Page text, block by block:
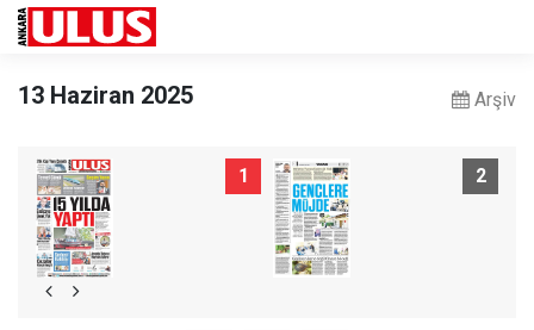
13 Haziran 2025 Arşiv
1 2